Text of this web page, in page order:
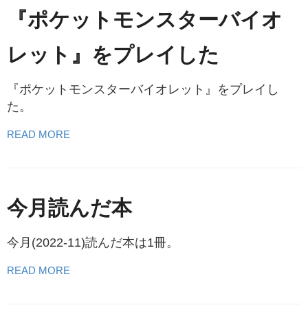
『ポケットモンスターバイオ
レット』をプレイした
『ポケットモンスターバイオレット』をプレイし
た。
READ MORE
今月読んだ本
今月(2022-11)読んだ本は1冊。
READ MORE